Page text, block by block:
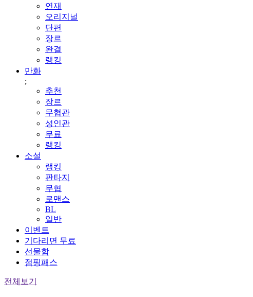
연재
오리지널
단편
장르
완결
랭킹
만화
;
추천
장르
무협관
성인관
무료
랭킹
소설
랭킹
판타지
무협
로맨스
BL
일반
이벤트
기다리면 무료
선물함
점핑패스
전체보기